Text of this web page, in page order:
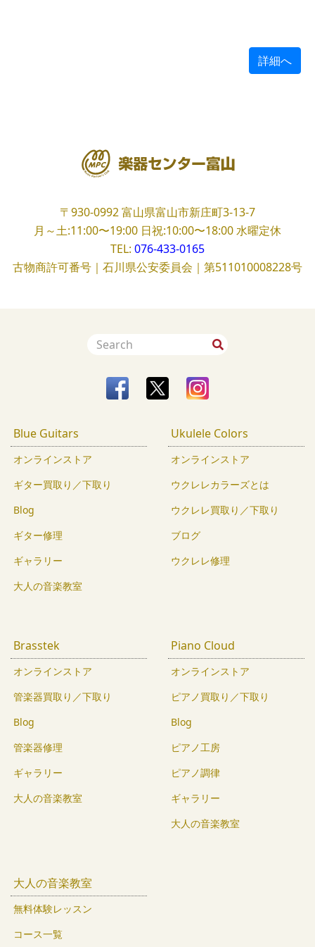
詳細へ
〒930-0992富山県富山市新庄町3-13-7
月～土:11:00〜19:00 日祝:10:00〜18:00水曜定休
TEL: 076-433-0165
古物商許可番号｜石川県公安委員会｜第511010008228号
Blue Guitars
オンラインストア
ギター買取り／下取り
Blog
ギター修理
ギャラリー
大人の音楽教室
Ukulele Colors
オンラインストア
ウクレレカラーズとは
ウクレレ買取り／下取り
ブログ
ウクレレ修理
Brasstek
オンラインストア
管楽器買取り／下取り
Blog
管楽器修理
ギャラリー
大人の音楽教室
Piano Cloud
オンラインストア
ピアノ買取り／下取り
Blog
ピアノ工房
ピアノ調律
ギャラリー
大人の音楽教室
大人の音楽教室
無料体験レッスン
コース一覧